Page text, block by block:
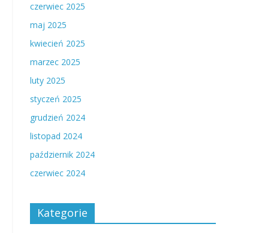
czerwiec 2025
maj 2025
kwiecień 2025
marzec 2025
luty 2025
styczeń 2025
grudzień 2024
listopad 2024
październik 2024
czerwiec 2024
Kategorie